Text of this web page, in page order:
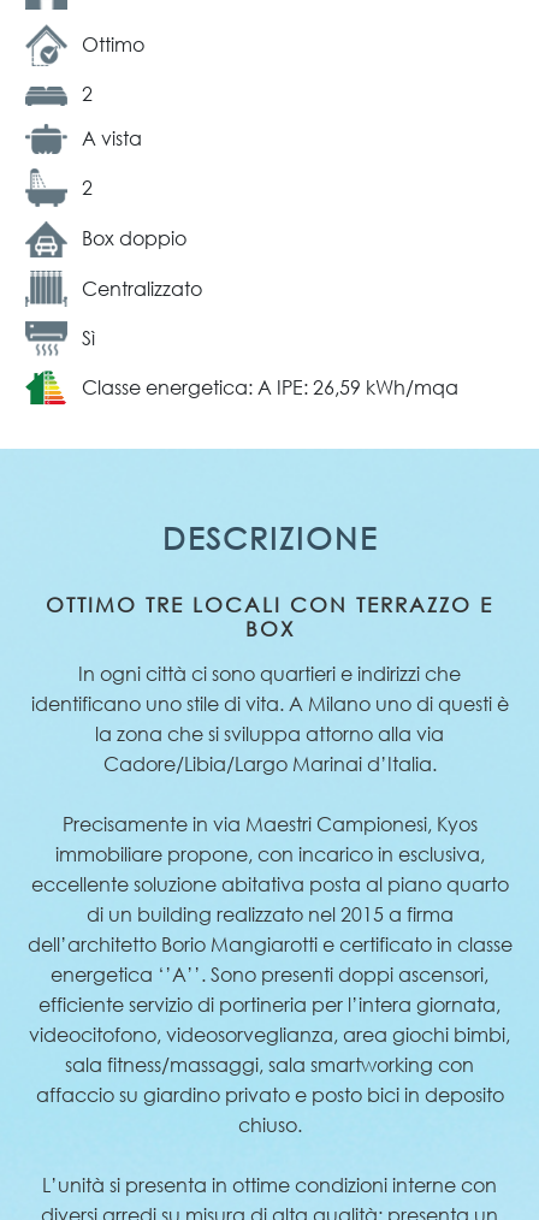
Ottimo
2
A vista
2
Box doppio
Centralizzato
Sì
Classe energetica: A IPE: 26,59 kWh/mqa
DESCRIZIONE
OTTIMO TRE LOCALI CON TERRAZZO E
BOX
In ogni città ci sono quartieri e indirizzi che
identificano uno stile di vita. A Milano uno di questi è
la zona che si sviluppa attorno alla via
Cadore/Libia/Largo Marinai d’Italia.
Precisamente in via Maestri Campionesi, Kyos
immobiliare propone, con incarico in esclusiva,
eccellente soluzione abitativa posta al piano quarto
di un building realizzato nel 2015 a firma
dell’architetto Borio Mangiarotti e certificato in classe
energetica ‘’A’’. Sono presenti doppi ascensori,
efficiente servizio di portineria per l’intera giornata,
videocitofono, videosorveglianza, area giochi bimbi,
sala fitness/massaggi, sala smartworking con
affaccio su giardino privato e posto bici in deposito
chiuso.
L’unità si presenta in ottime condizioni interne con